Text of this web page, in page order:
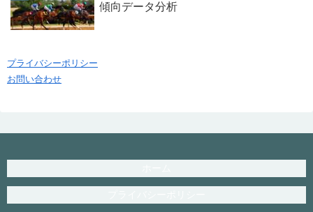
傾向データ分析
プライバシーポリシー
お問い合わせ